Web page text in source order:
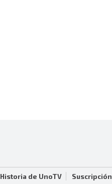
Historia de UnoTV Suscripción